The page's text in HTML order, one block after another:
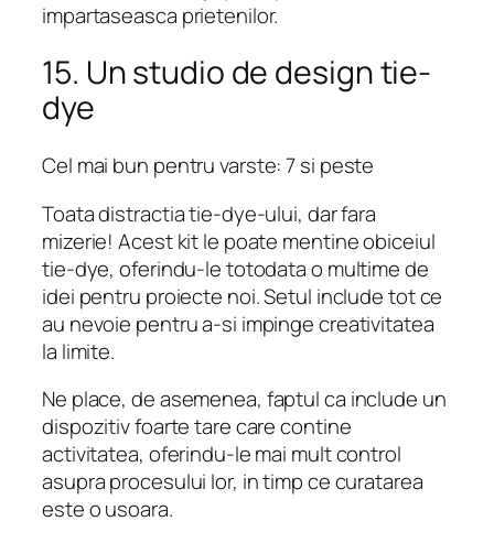
impartaseasca prietenilor.
15. Un studio de design tie-
dye
Cel mai bun pentru varste: 7 si peste
Toata distractia tie-dye-ului, dar fara
mizerie! Acest kit le poate mentine obiceiul
tie-dye, oferindu-le totodata o multime de
idei pentru proiecte noi. Setul include tot ce
au nevoie pentru a-si impinge creativitatea
la limite.
Ne place, de asemenea, faptul ca include un
dispozitiv foarte tare care contine
activitatea, oferindu-le mai mult control
asupra procesului lor, in timp ce curatarea
este o usoara.